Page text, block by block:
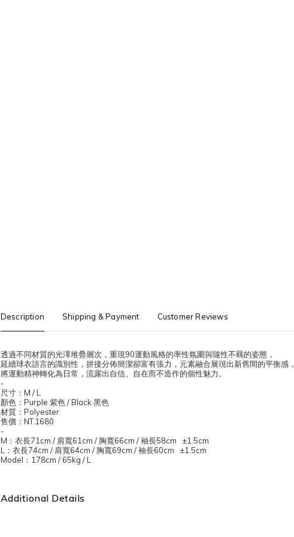
Description Shipping & Payment Customer Reviews
透過不同材質的光澤堆疊層次，重現90運動風格的率性氛圍與隨性不羈的姿態，
延續球衣語言的識別性，拼接分佈簡潔卻富有張力，元素融合展現出新舊間的平衡感，
將運動精神轉化為日常，流露出自信、自在而不造作的個性魅力。
-
尺寸： M / L
顏色： Purple 紫色/ Black 黑色
材質： Polyester
售價： NT.1680
-
M ：衣長71cm / 肩寬61cm / 胸寬66cm /袖長58cm ±1.5cm
L
：衣長74cm / 肩寬64cm / 胸寬69cm /袖長60cm ±1.5cm
Model ： 178cm / 65kg / L
Additional Details